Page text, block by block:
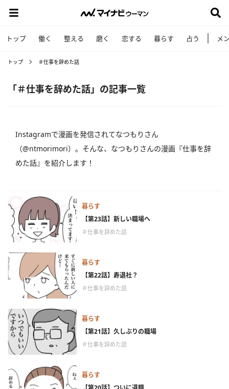
トップ 働く 整える 磨く 恋する 暮らす 占う メ
トップ ＃仕事を辞めた話
「＃仕事を辞めた話」の記事一覧
Instagramで漫画を発信されてなつもりさん
（@ntmorimori）。そんな、なつもりさんの漫画『仕事を辞
めた話』を紹介します！
暮らす
【第23話】新しい職場へ
＃仕事を辞めた話
暮らす
【第22話】寿退社？
＃仕事を辞めた話
暮らす
【第21話】久しぶりの職場
＃仕事を辞めた話
暮らす